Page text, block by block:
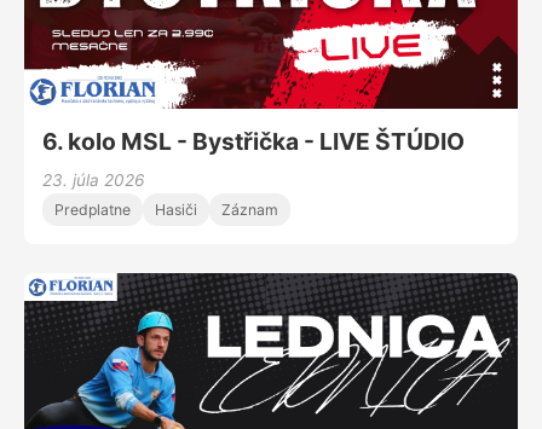
6. kolo MSL - Bystřička - LIVE ŠTÚDIO
23. júla 2026
Predplatne Hasiči Záznam